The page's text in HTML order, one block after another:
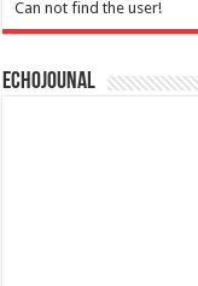
Can not find the user!
Echojounal